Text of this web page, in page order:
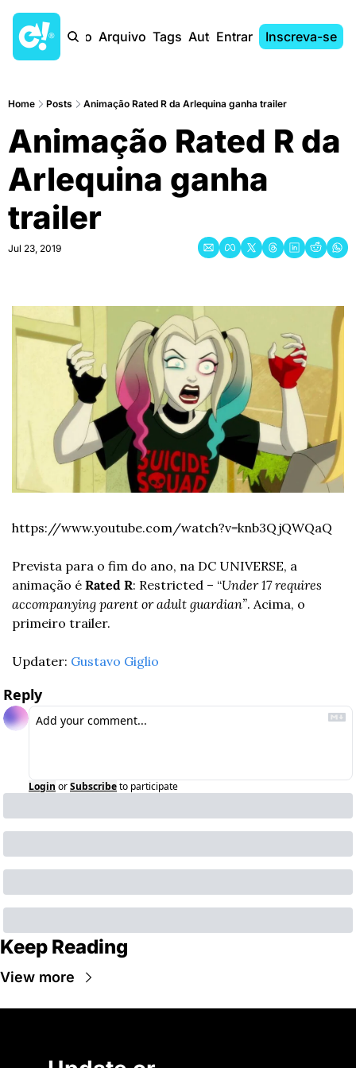
Início Arquivo Tags AutoresEntrar Inscreva-se
Home Posts Animação Rated R da Arlequina ganha trailer
Animação Rated R da
Arlequina ganha
trailer
Jul 23, 2019
https://www.youtube.com/watch?v=knb3QjQWQaQ
Prevista para o fim do ano, na DC UNIVERSE, a
animação é Rated R: Restricted – “Under 17 requires
accompanying parent or adult guardian”. Acima, o
primeiro trailer.
Updater: Gustavo Giglio
Reply
Login orSubscribeto participate
Keep Reading
View more